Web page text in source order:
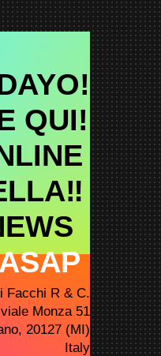
QUI!
Facchi R & C.
viale Monza 51
20127 (MI)
Italy